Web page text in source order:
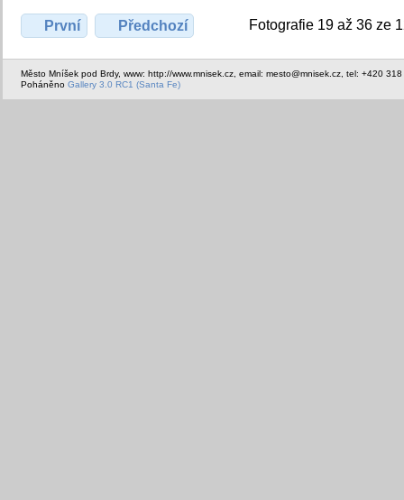
První Předchozí Fotografie 19 až 36 ze
Město Mníšek pod Brdy, www: http://www.mnisek.cz, email: mesto@mnisek.cz, tel: +420
Poháněno Gallery 3.0 RC1 (Santa Fe)